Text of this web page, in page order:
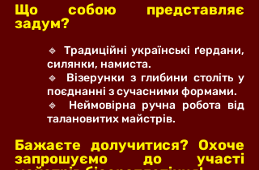
Що собою представляє
задум?
🔹 Традиційні українські ґердани,
силянки, намиста.
🔹 Візерунки з глибини століть у
поєднанні з сучасними формами.
🔹 Неймовірна ручна робота від
талановитих майстрів.
Бажаєте долучитися? Охоче
запрошуємо до участі